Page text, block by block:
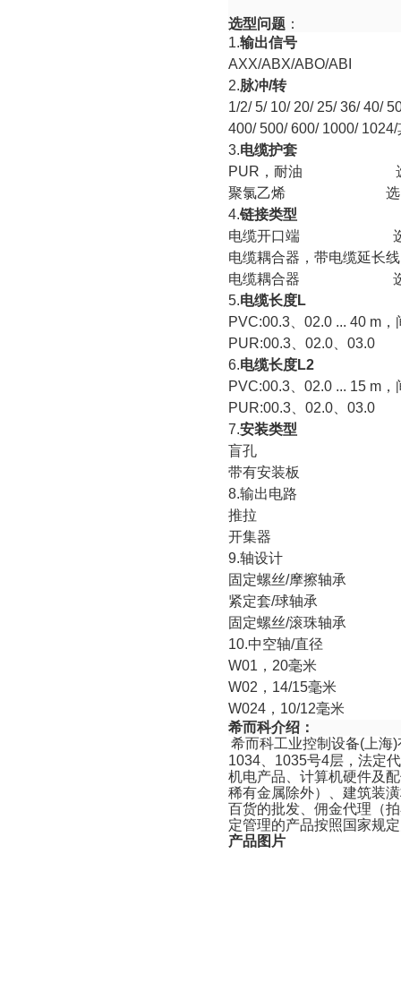
选型问题 ：
1.输出信号
AXX/ABX/ABO/ABI
2.脉冲/转
1/2/ 5/ 10/ 20/ 25/ 36/ 40/
400/ 500/ 600/ 1000/ 1024/
3.电缆护套
PUR ，耐油
聚氯乙烯 选
4.链接类型
电缆开口端
电缆耦合器，带电缆延长线
电缆耦合器
5.电缆长度L
PVC:00.3
02.0 ... 40 m
PUR:00.3
02.0
03.0
6.电缆长度L2
PVC:00.3
02.0 ... 15 m
PUR:00.3
02.0
03.0
7.安装类型
盲孔
带有安装板
8.输出电路
推拉
开集器
9.轴设计
固定螺丝/摩擦轴
紧定套/球轴
固定螺丝/滚珠轴
10.中空轴/直径
W01 ， 20毫米
W02 ， 14/15毫米
W024 ， 10/12毫米
希而科介绍：
希而科工业控制设备( 上海)
1034
1035号4层，法定
机电产品、计算机硬件及
稀有金属除外）、建筑装
百货的批发、佣金代理（
定管理的产品按照国家规
产品图片